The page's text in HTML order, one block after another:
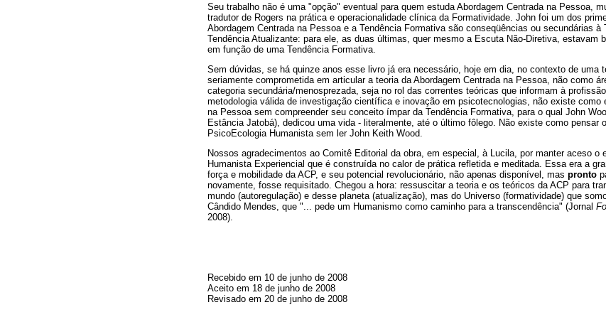
Seu trabalho não é uma "opção" eventual para quem estuda Abordagem Centrada na Pessoa,
tradutor de Rogers na prática e operacionalidade clínica da Formatividade. John foi um dos
Abordagem Centrada na Pessoa e a Tendência Formativa são conseqüências ou secundárias à
Tendência Atualizante: para ele, as duas últimas, quer mesmo a Escuta Não-Diretiva, estavam
em função de uma Tendência Formativa.
Sem dúvidas, se há quinze anos esse livro já era necessário, hoje em dia, no contexto de uma
seriamente comprometida em articular a teoria da Abordagem Centrada na Pessoa, não como
categoria secundária/menosprezada, seja no rol das correntes teóricas que informam à
metodologia válida de investigação científica e inovação em psicotecnologias, não existe como
na Pessoa sem compreender seu conceito ímpar da Tendência Formativa, para o qual John
Estância Jatobá), dedicou uma vida - literalmente, até o último fôlego. Não existe como pensar
PsicoEcologia Humanista sem ler John Keith Wood.
Nossos agradecimentos ao Comitê Editorial da obra, em especial, à Lucila, por manter aceso o
Humanista Experiencial que é construída no calor de prática refletida e meditada. Essa era a
força e mobilidade da ACP, e seu potencial revolucionário, não apenas disponível, mas pronto
novamente, fosse requisitado. Chegou a hora: ressuscitar a teoria e os teóricos da ACP para
mundo (autoregulação) e desse planeta (atualização), mas do Universo (formatividade) que
Cândido Mendes, que "... pede um Humanismo como caminho para a transcendência" (Jornal
2008).
Recebido em 10 de junho de 2008
Aceito em 18 de junho de 2008
Revisado em 20 de junho de 2008